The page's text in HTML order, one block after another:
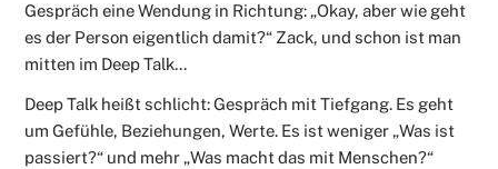
Gespräch eine Wendung in Richtung: „Okay, aber wie geht
es der Person eigentlich damit?“ Zack, und schon ist man
mitten im Deep Talk...
Deep Talk heißt schlicht: Gespräch mit Tiefgang. Es geht
um Gefühle, Beziehungen, Werte. Es ist weniger „Was ist
passiert?“ und mehr „Was macht das mit Menschen?“